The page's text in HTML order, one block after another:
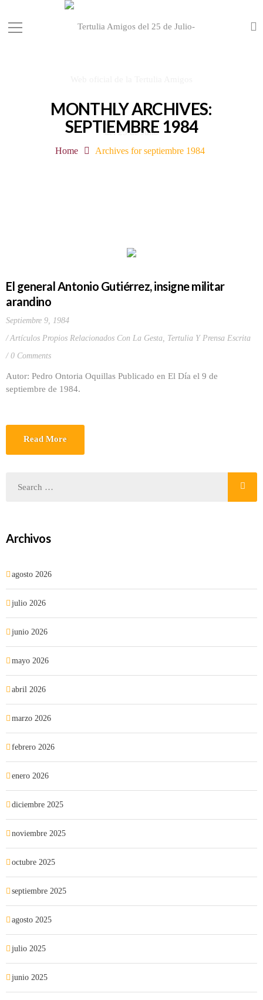
MONTHLY ARCHIVES:
SEPTIEMBRE 1984
Home Archives for septiembre 1984
El general Antonio Gutiérrez, insigne militar
arandino
Septiembre 9, 1984
Artículos Propios Relacionados Con La Gesta, Tertulia Y Prensa Escrita
0 Comments
Autor: Pedro Ontoria Oquillas Publicado en El Día el 9 de
septiembre de 1984.
Read More
Archivos
agosto 2026
julio 2026
junio 2026
mayo 2026
abril 2026
marzo 2026
febrero 2026
enero 2026
diciembre 2025
noviembre 2025
octubre 2025
septiembre 2025
agosto 2025
julio 2025
junio 2025